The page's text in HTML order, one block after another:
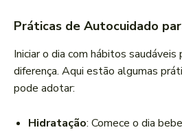
Práticas de Autocuidado
Iniciar o dia com hábitos
diferença. Aqui estão algumas
pode adotar:
Hidratação: Comece o dia